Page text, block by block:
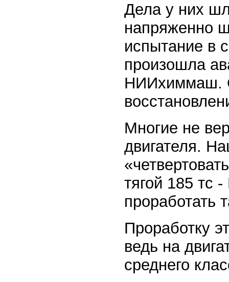
Дела у них
напряженно
испытание в
произошла
НИИхиммаш.
Многие не
двигателя.
тягой 185 тс
проработать
Проработку
ведь на
среднего